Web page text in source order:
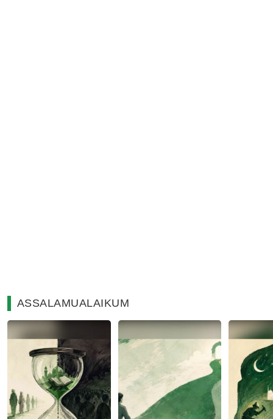
ASSALAMUALAIKUM